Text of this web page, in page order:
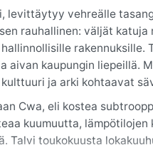
levittäytyy vehreälle
rauhallinen: väljät
rakennuksille.
aivan kaupungin liepeillä.
ja arki kohtaavat
Cwa, eli kostea
kuumuutta,
Talvi toukokuusta